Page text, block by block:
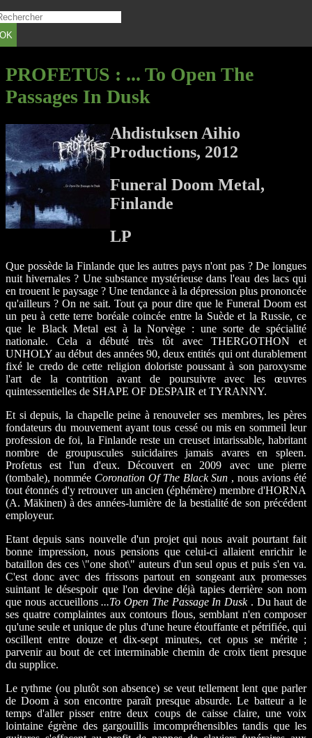
OK
PROFETUS : ... To Open The
Passages In Dusk
Ahdistuksen Aihio
Productions, 2012
Funeral Doom Metal,
Finlande
LP
Que possède la Finlande que les autres pays n'ont pas ? De longues
nuit hivernales ? Une substance mystérieuse dans l'eau des lacs qui
en trouent le paysage ? Une tendance à la dépression plus prononcée
qu'ailleurs ? On ne sait. Tout ça pour dire que le Funeral Doom est
un peu à cette terre boréale coincée entre la Suède et la Russie, ce
que le Black Metal est à la Norvège : une sorte de spécialité
nationale. Cela a débuté très tôt avec THERGOTHON et
UNHOLY au début des années 90, deux entités qui ont durablement
fixé le credo de cette religion doloriste poussant à son paroxysme
l'art de la contrition avant de poursuivre avec les œuvres
quintessentielles de SHAPE OF DESPAIR et TYRANNY.
Et si depuis, la chapelle peine à renouveler ses membres, les pères
fondateurs du mouvement ayant tous cessé ou mis en sommeil leur
profession de foi, la Finlande reste un creuset intarissable, habritant
nombre de groupuscules suicidaires jamais avares en spleen.
Profetus est l'un d'eux. Découvert en 2009 avec une pierre
(tombale), nommée Coronation Of The Black Sun , nous avions été
tout étonnés d'y retrouver un ancien (éphémère) membre d'HORNA
(A. Mäkinen) à des années-lumière de la bestialité de son précédent
employeur.
Etant depuis sans nouvelle d'un projet qui nous avait pourtant fait
bonne impression, nous pensions que celui-ci allaient enrichir le
bataillon des ces \"one shot\" auteurs d'un seul opus et puis s'en va.
C'est donc avec des frissons partout en songeant aux promesses
suintant le désespoir que l'on devine déjà tapies derrière son nom
que nous accueillons...To Open The Passage In Dusk. Du haut de
ses quatre complaintes aux contours flous, semblant n'en composer
qu'une seule et unique de plus d'une heure étouffante et pétrifiée, qui
oscillent entre douze et dix-sept minutes, cet opus se mérite ;
parvenir au bout de cet interminable chemin de croix tient presque
du supplice.
Le rythme (ou plutôt son absence) se veut tellement lent que parler
de Doom à son encontre paraît presque absurde. Le batteur a le
temps d'aller pisser entre deux coups de caisse claire, une voix
lointaine égrène des gargouillis imcompréhensibles tandis que les